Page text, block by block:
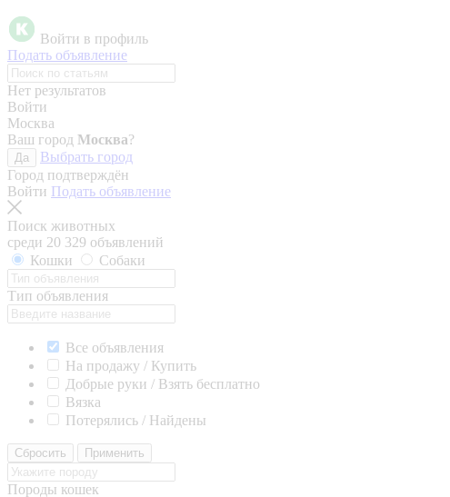
Войти в профиль
Подать объявление
Нет результатов
Войти
Москва
Ваш город Москва?
Да
Выбрать город
Город подтверждён
Войти Подать объявление
Поиск животных
среди 20 329 объявлений
Кошки
Собаки
Тип объявления
Все объявления
На продажу / Купить
Добрые руки / Взять бесплатно
Вязка
Потерялись / Найдены
Сбросить Применить
Породы кошек